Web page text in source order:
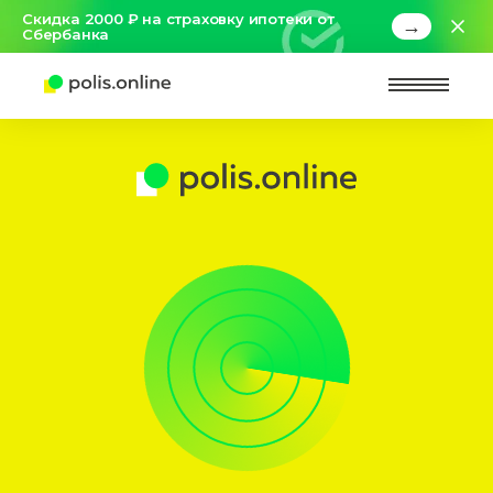
Скидка 2000 ₽ на страховку ипотеки от
Сбербанка
→